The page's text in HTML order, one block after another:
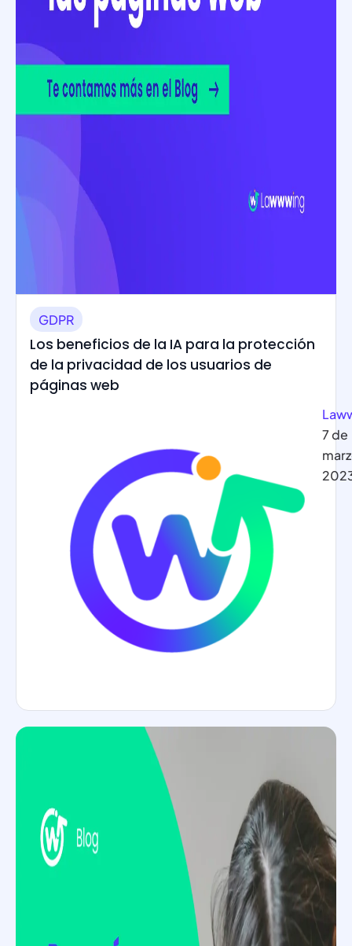
GDPR
Los beneficios de la IA para la protección
de la privacidad de los usuarios de
páginas web
7 de